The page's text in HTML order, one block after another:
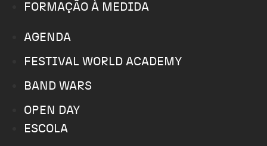
FORMAÇÃO À MEDIDA
AGENDA
FESTIVAL WORLD ACADEMY
BAND WARS
OPEN DAY
ESCOLA